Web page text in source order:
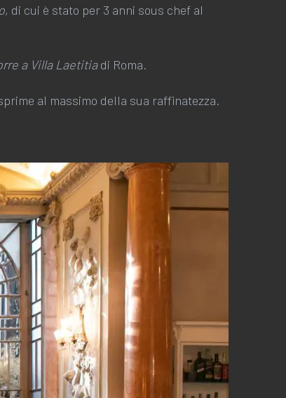
, di cui è stato per 3 anni sous chef al
a Villa Laetitiadi Roma.
al massimo della sua raffinatezza.